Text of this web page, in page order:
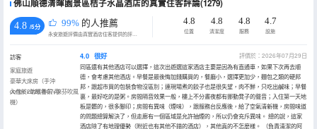
佛山順德清暉園景區桔子水晶酒店的真實住客評論(1279)
4.8 /5分 99% 的人推薦
永安旅遊評價由真實酒店住客提供的評價。
4.8
位置
4.8
清潔度
4.8
服務
4.7
設施
訪客
家庭旅遊
豪華大床房（手沖
coffee+助眠香氛+徠芬吹風
機）
入住於2026年07月
4.0 很好
評價於：2026年07月29日
同區還有其他酒店可以選擇，這次出遊選這家酒店主要是因為有直通車，如果下次再去順
德，會考慮其他酒店。早餐是最後悔加錢購買的，餐廳小，選擇更加少，麵包之類的硬邦
邦，跟超市買的包裝食物沒區別；連現場煮的餃子也是很失望，肉不鮮，只吃出鹹味；早餐
裏，最好吃的是粥。房間隔音效果一般，樓上不分晝夜都有挪動凳子的聲音；入住第一天地
板是髒的，很多腳印；房間有異味（煙味），跟服務台反應後，給了空氣清新機，房間味道
的問題總算解決了，但走廊有一個區域是允許抽煙的，所以仍會充斥異味。 總的說，這家
酒店除了有地理優勢（附近也有其他不錯的酒店），其他真的不怎麼樣。 （負責清潔的阿